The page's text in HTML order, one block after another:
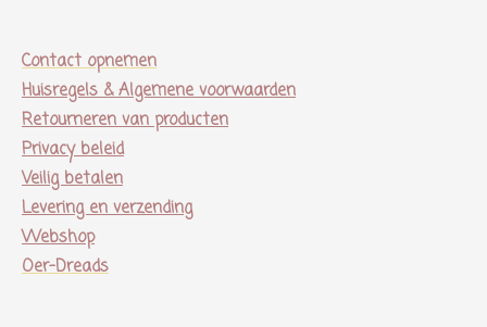
Contact opnemen
Huisregels & Algemene voorwaarden
Retourneren van producten
Privacy beleid
Veilig betalen
Levering en verzending
Webshop
Oer-Dreads